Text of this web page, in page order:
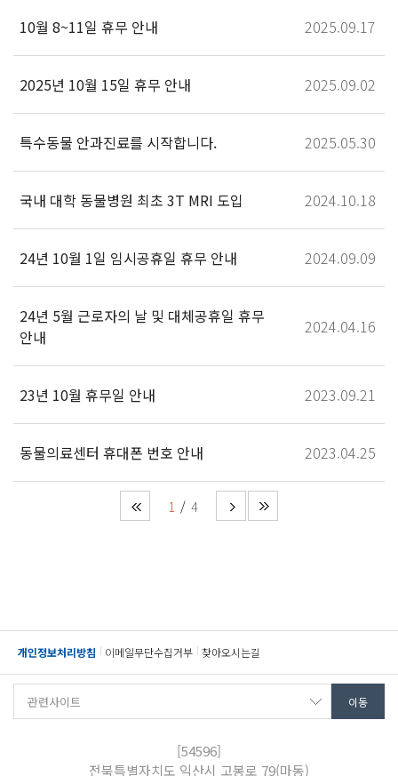
10월 8~11일 휴무 안내 2025.09.17
2025년 10월 15일 휴무 안내 2025.09.02
특수동물 안과진료를 시작합니다. 2025.05.30
국내 대학 동물병원 최초 3T MRI 도입 2024.10.18
24년 10월 1일 임시공휴일 휴무 안내 2024.09.09
24년 5월 근로자의 날 및 대체공휴일 휴무
안내
2024.04.16
23년 10월 휴무일 안내 2023.09.21
동물의료센터 휴대폰 번호 안내 2023.04.25
1 4
개인정보처리방침 이메일무단수집거부 찾아오시는길
[54596]
전북특별자치도 익산시 고봉로 79(마동)